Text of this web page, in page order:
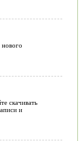
нового
скачивать
и